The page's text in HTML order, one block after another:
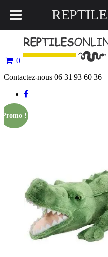
0
Contactez-nous 06 31 93 60 36
Promo !